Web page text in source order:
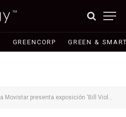
GREENCORP GREEN &
presenta exposición ‘Bill Viola: Tiempo Suspendido’